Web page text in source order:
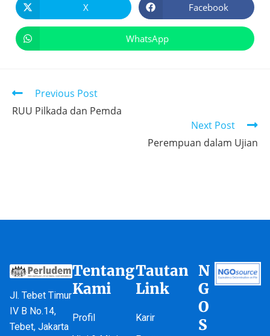
X Facebook
WhatsApp
Previous Post
RUU Pilkada dan Pemda
Next Post
Perempuan dalam Ujian
Jl. Tebet Timur
IV B No.14,
Tebet, Jakarta
Tentang
Kami
Profil
Tautan
Link
Karir
N
G
O
S